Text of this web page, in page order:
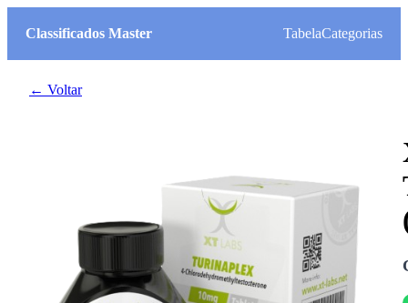
Classificados Master TabelaCategorias
← Voltar